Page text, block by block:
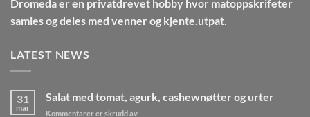
Dromedaer en privatdrevet hobby hvor matoppskrifeter
samles og deles med venner og kjente.utpat.
LATEST NEWS
31
mar
Salat med tomat, agurk, cashewnøtter og urter
Kommentarer er skrudd avfor